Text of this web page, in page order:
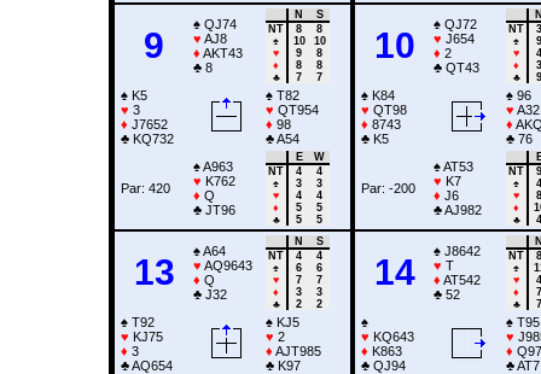
9
♠ QJ74
♥ AJ8
♦ AKT43
♣ 8
N
S
NT
8
8
♠
10
10
♥
9
8
♦
8
8
♣
7 7
♠ K5
♥ 3
♦ J7652
♣ KQ732
♠ T82
♥ QT954
♦ 98
♣A54
Par: 420
♠A963
♥ K762
♦ Q
♣ JT96
E
W
NT
4
4
♠
3
3
♥
4
4
♦
5
5
♣
5 5
10
♠ QJ72
♥ J654
♦ 2
♣ QT43
NT
3
♠
9
♥
4
♦
3
♣
9
♠ K84
♥ QT98
♦ 8743
♣ K5
♠ 96
♥ A32
♦
♣ 76
Par: -200
♠AT53
♥ K7
♦ J6
♣AJ982
NT
9
♠
4
♥
8
♦
♣
4
13
♠A64
♥ AQ9643
♦ Q
♣ J32
N
S
NT
4
4
♠
6
6
♥
7
7
♦
3
3
♣
2 2
♠ T92
♥ KJ75
♦ 3
♣AQ654
♠ KJ5
♥ 2
♦ AJT985
♣ K97
14
♠ J8642
♥ T
♦ AT542
♣ 52
NT
8
♠
♥
4
♦
7
♣
7
♠
♥ KQ643
♦ K863
♣ QJ94
♠ T95
♥
♦ Q97
♣AT7